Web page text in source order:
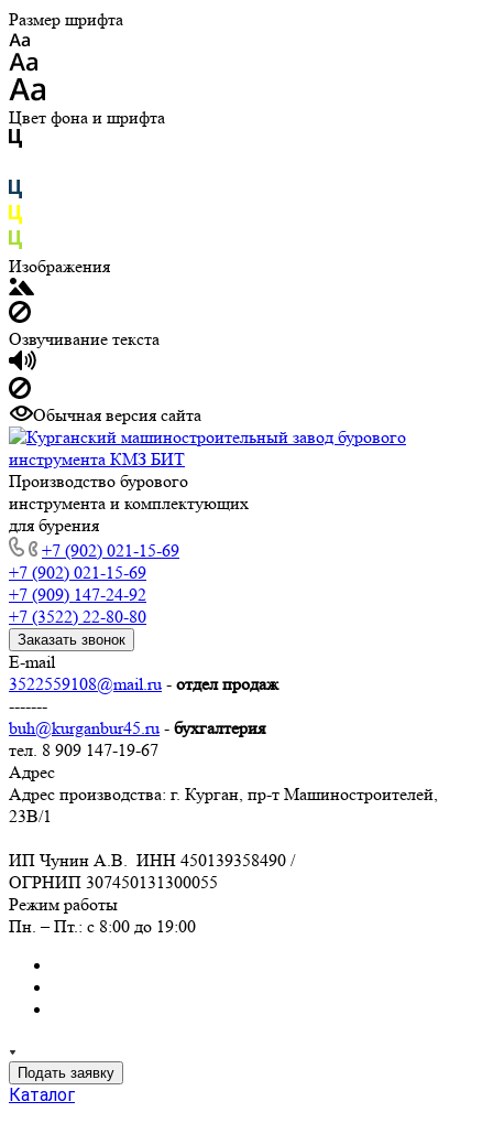
Размер шрифта
Цвет фона и шрифта
Изображения
Озвучивание текста
Обычная версия сайта
Производство бурового
инструмента и комплектующих
для бурения
+7 (902) 021-15-69
+7 (902) 021-15-69
+7 (909) 147-24-92
+7 (3522) 22-80-80
Заказать звонок
E-mail
3522559108@mail.ru - отдел продаж
-------
buh@kurganbur45.ru - бухгалтерия
тел. 8 909 147-19-67
Адрес
Адрес производства: г. Курган, пр-т Машиностроителей,
23В/1
ИП Чунин А.В. ИНН 450139358490 /
ОГРНИП 307450131300055
Режим работы
Пн. – Пт.: с 8:00 до 19:00
Подать заявку
Каталог